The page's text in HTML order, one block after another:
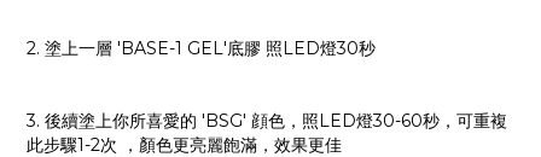
2. 塗上一層 'BASE-1 GEL'底膠 照LED燈30秒
3. 後續塗上你所喜愛的 'BSG' 顔色，照LED燈30-60秒，可重複
此步驟1-2次 ，顏色更亮麗飽滿，效果更佳